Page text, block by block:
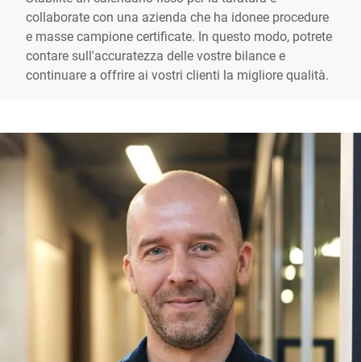
collaborate con una azienda che ha idonee procedure
e masse campione certificate. In questo modo, potrete
contare sull'accuratezza delle vostre bilance e
continuare a offrire ai vostri clienti la migliore qualità.